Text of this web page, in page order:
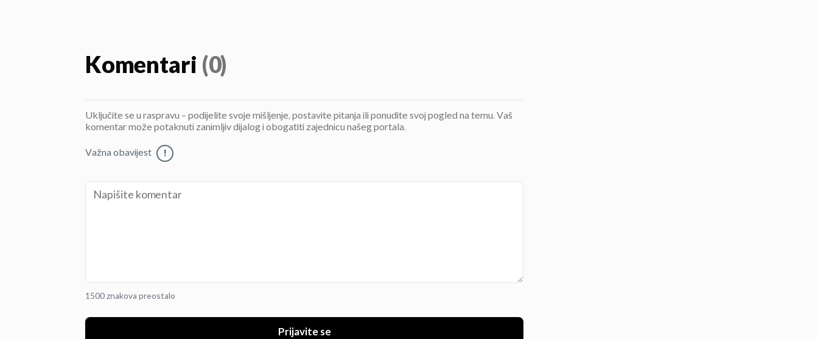
Komentari (0)
Uključite se u raspravu – podijelite svoje mišljenje, postavite pitanja ili ponudite svoj pogled na temu. Vaš
komentar može potaknuti zanimljiv dijalog i obogatiti zajednicu našeg portala.
Važna obavijest !
1500 znakova preostalo
Prijavite se